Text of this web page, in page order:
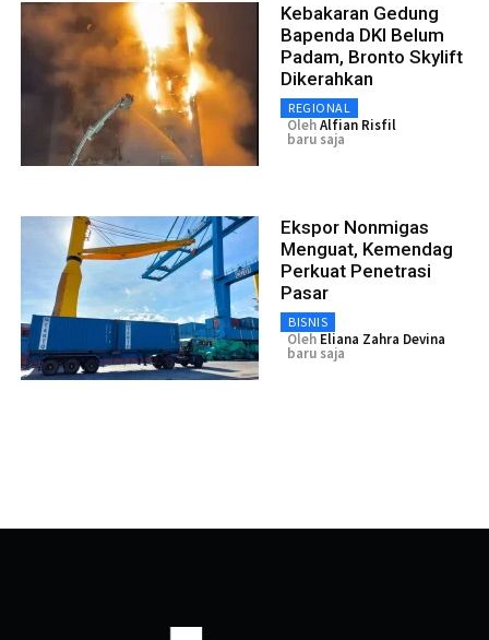
Kebakaran Gedung
Bapenda DKI Belum
Padam, Bronto Skylift
Dikerahkan
REGIONAL
OlehAlfian Risfil
baru saja
Ekspor Nonmigas
Menguat, Kemendag
Perkuat Penetrasi
Pasar
BISNIS
Oleh Eliana Zahra Devina
baru saja